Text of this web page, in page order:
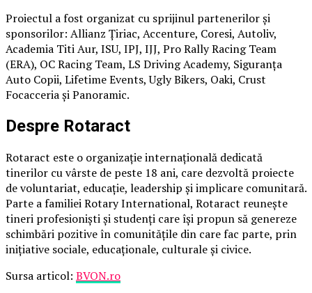
Proiectul a fost organizat cu sprijinul partenerilor și
sponsorilor: Allianz Țiriac, Accenture, Coresi, Autoliv,
Academia Titi Aur, ISU, IPJ, IJJ, Pro Rally Racing Team
(ERA), OC Racing Team, LS Driving Academy, Siguranța
Auto Copii, Lifetime Events, Ugly Bikers, Oaki, Crust
Focacceria și Panoramic.
Despre Rotaract
Rotaract este o organizație internațională dedicată
tinerilor cu vârste de peste 18 ani, care dezvoltă proiecte
de voluntariat, educație, leadership și implicare comunitară.
Parte a familiei Rotary International, Rotaract reunește
tineri profesioniști și studenți care își propun să genereze
schimbări pozitive în comunitățile din care fac parte, prin
inițiative sociale, educaționale, culturale și civice.
Sursa articol: BVON.ro